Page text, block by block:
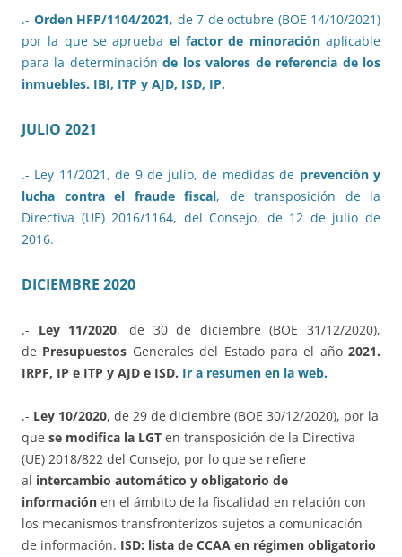
.- Orden HFP/1104/2021, de 7 de octubre (BOE 14/10/2021)
por la que se aprueba el factor de minoraciónaplicable
para la determinaciónde los valores de referencia de los
inmuebles. IBI, ITP y AJD, ISD, IP.
JULIO 2021
.- Ley 11/2021, de 9 de julio, de medidas de prevención y
lucha contra el fraude fiscal, de transposición de la
Directiva (UE) 2016/1164, del Consejo, de 12 de julio de
2016.
DICIEMBRE 2020
.- Ley 11/2020, de 30 de diciembre (BOE 31/12/2020),
de Presupuestos Generales del Estado para el año 2021.
IRPF, IP e ITP y AJD e ISD. Ir a resumen en la web.
.- Ley 10/2020, de 29 de diciembre (BOE 30/12/2020), por la
que se modifica la LGT en transposición de la Directiva
(UE) 2018/822 del Consejo, por lo que se refiere
al intercambio automático y obligatorio de
información en el ámbito de la fiscalidad en relación con
los mecanismos transfronterizos sujetos a comunicación
de información. ISD: lista de CCAA en régimen obligatorio